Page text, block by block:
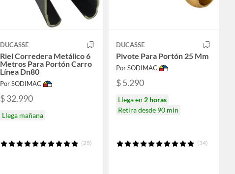
DUCASSE
Riel Corredera Metálico 6
Metros Para Portón Carro
Línea Dn80
Por SODIMAC
$ 32.990
Llega mañana
(25)
DUCASSE
Pivote Para Portón 25 Mm
Por SODIMAC
$ 5.290
Llega en 2 horas
Retira desde 90 min
(34)